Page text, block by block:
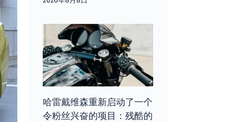
哈雷戴维森重新启动了一个
令粉丝兴奋的项目：残酷的